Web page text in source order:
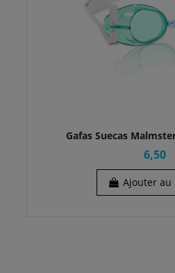
Gafas Suecas
6,50
Ajouter au